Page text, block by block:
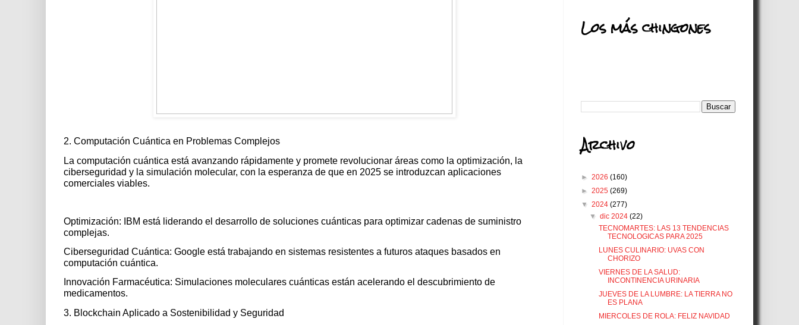
2. Computación Cuántica en Problemas Complejos
La computación cuántica está avanzando rápidamente y promete revolucionar áreas como la optimización, la
ciberseguridad y la simulación molecular, con la esperanza de que en 2025 se introduzcan aplicaciones
comerciales viables.
Optimización: IBM está liderando el desarrollo de soluciones cuánticas para optimizar cadenas de suministro
complejas.
Ciberseguridad Cuántica: Google está trabajando en sistemas resistentes a futuros ataques basados en
computación cuántica.
Innovación Farmacéutica: Simulaciones moleculares cuánticas están acelerando el descubrimiento de
medicamentos.
3. Blockchain Aplicado a Sostenibilidad y Seguridad
Los más chingones
Archivo
► 2026 (160)
► 2025 (269)
▼ 2024 (277)
▼dic 2024(22)
TECNOMARTES: LAS 13 TENDENCIAS
TECNOLOGICAS PARA 2025
LUNES CULINARIO: UVAS CON
CHORIZO
VIERNES DE LA SALUD:
INCONTINENCIA URINARIA
JUEVES DE LA LUMBRE: LA TIERRA NO
ES PLANA
MIERCOLES DE ROLA: FELIZ NAVIDAD